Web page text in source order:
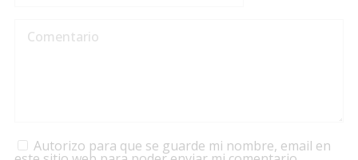
Autorizo para que se guarde mi nombre, email en